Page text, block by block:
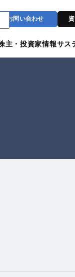
お問い合わせ
主・投資家情報サス